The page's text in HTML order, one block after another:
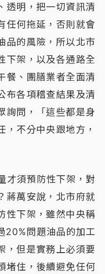
透明，把一切資訊清
任何拖延，否則就會
品的風險，所以北市
下架，以及各通路全
餐、團膳業者全面清
布各項稽查結果及清
詢問，「這些都是身
，不分中央跟地方，
才須預防性下架，對
蔣萬安說，北市府就
性下架，雖然中央稱
20%問題油品的加工
，但是實務上必須要
堵住，後續避免任何